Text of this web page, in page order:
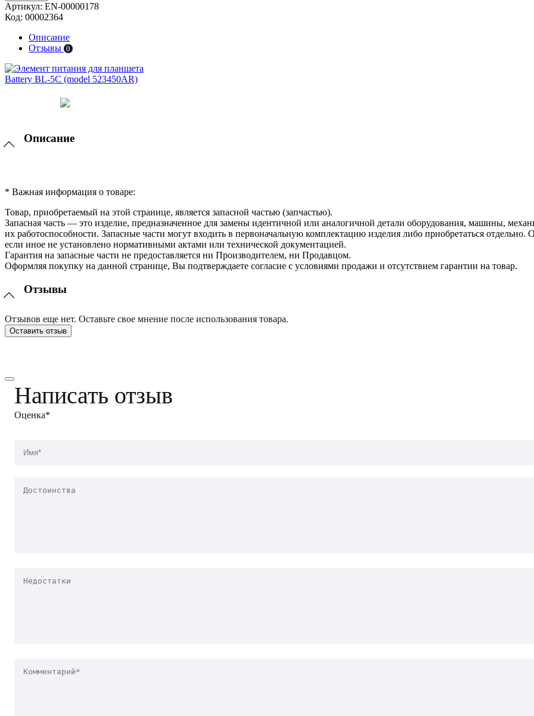
Артикул: EN-00000178
Код: 00002364
Описание
Отзывы 0
Описание
* Важная информация о товаре:
Товар, приобретаемый на этой странице, является запасной частью (запчастью).
Запасная часть — это изделие, предназначенное для замены идентичной или аналогичной детали оборудования, машины,
их работоспособности. Запасные части могут входить в первоначальную комплектацию изделия либо приобретаться
если иное не установлено нормативными актами или технической документацией.
Гарантия на запасные части не предоставляется ни Производителем, ни Продавцом.
Оформляя покупку на данной странице, Вы подтверждаете согласие с условиями продажи и отсутствием гарантии на товар.
Отзывы
Отзывов еще нет. Оставьте свое мнение после использования товара.
Оставить отзыв
Написать отзыв
Оценка*